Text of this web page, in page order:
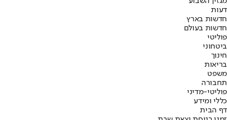
דעות
חדשות בארץ
חדשות בעולם
פוליטי
ביטחוני
חינוך
בריאות
משפט
תחבורה
פוליטי-מדיני
כללי ומידע
דף הבית